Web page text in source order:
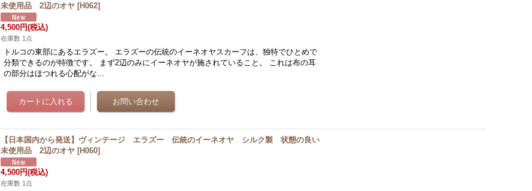
未使用品 2辺のオヤ [H062]
4,500円(税込)
在庫数 1点
トルコの東部にあるエラズー。 エラズーの伝統のイーネオヤスカーフは、独特でひとめで
分類できるのが特徴です。 まず2辺のみにイーネオヤが施されていること。 これは布の耳
の部分はほつれる心配がな…
【日本国内から発送】ヴィンテージ エラズー 伝統のイーネオヤ シルク製 状態の良い
未使用品 2辺のオヤ [H060]
4,500円(税込)
在庫数 1点